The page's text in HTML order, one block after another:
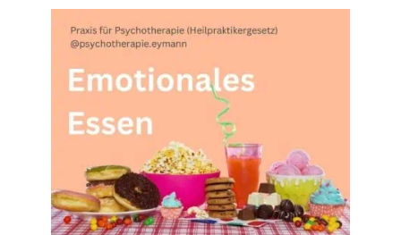
Wenn Essen zum Trost
wird: Emotionales
Essen verstehen und 5
Tipps, die helfen
können